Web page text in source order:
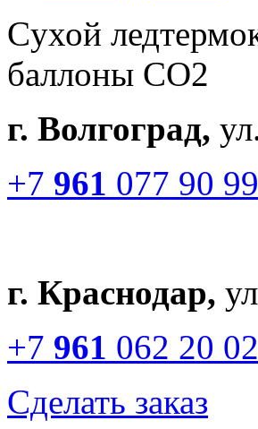
Cухой лед
баллоны СО2
г. Волгоград,
+7 961 077 90 99
г. Краснодар,
+7 961 062 20 02
Сделать заказ